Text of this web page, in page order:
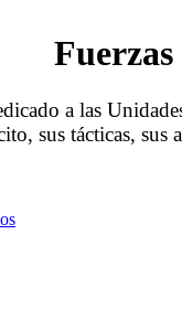
a las
sus tácticas, sus